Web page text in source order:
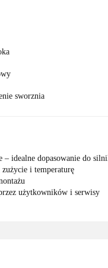
sworznia
idealne dopasowanie do
i temperaturę
użytkowników i serwisy